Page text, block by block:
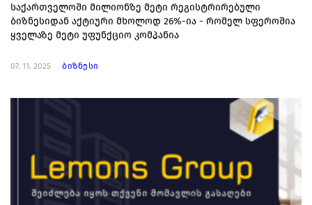
საქართველოში მილიონზე მეტი რეგისტრირებული
ბიზნესიდან აქტიური მხოლოდ 26%-ია - რომელ სფეროშია
ყველაზე მეტი უფუნქციო კომპანია
07. 11. 2025 ბიზნესი